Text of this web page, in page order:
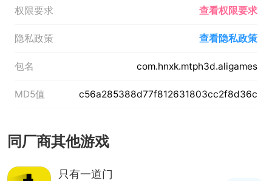
权限要求 查看权限要求
隐私政策 查看隐私政策
包名 com.hnxk.mtph3d.aligames
MD5值 c56a285388d77f812631803cc2f8d36c
同厂商其他游戏
只有一道门